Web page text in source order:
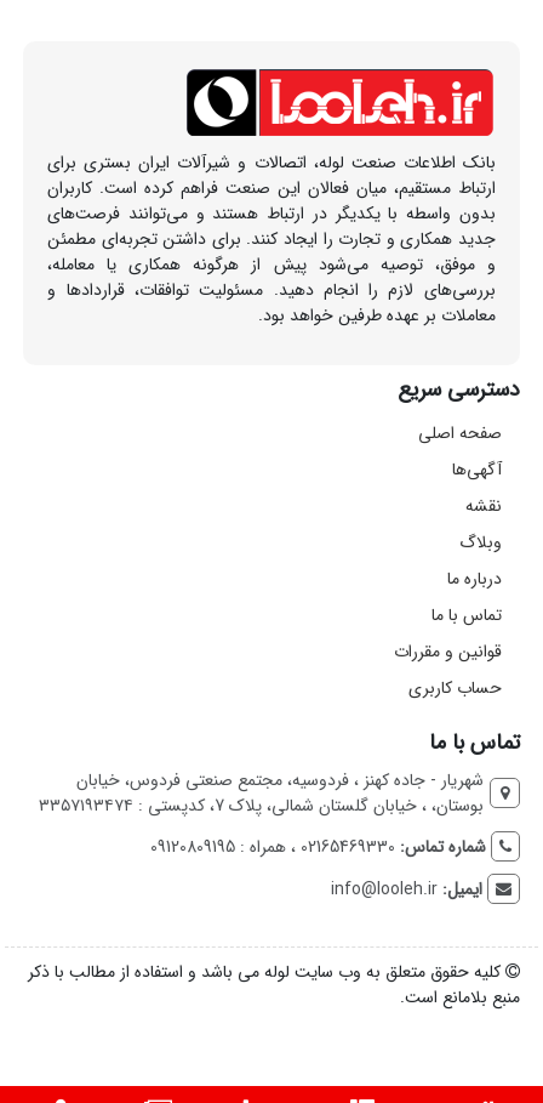
بانک اطلاعات صنعت لوله، اتصالات و شیرآلات ایران بستری برای
ارتباط مستقیم، میان فعالان این صنعت فراهم کرده است. کاربران
بدون واسطه با یکدیگر در ارتباط هستند و می‌توانند فرصت‌های
جدید همکاری و تجارت را ایجاد کنند. برای داشتن تجربه‌ای مطمئن
و موفق، توصیه می‌شود پیش از هرگونه همکاری یا معامله،
بررسی‌های لازم را انجام دهید. مسئولیت توافقات، قراردادها و
معاملات بر عهده طرفین خواهد بود.
دسترسی سریع
صفحه اصلی
آگهی‌ها
نقشه
وبلاگ
درباره ما
تماس با ما
قوانین و مقررات
حساب کاربری
تماس با ما
شهریار - جاده کهنز ، فردوسیه، مجتمع صنعتی فردوس، خیابان
بوستان، ، خیابان گلستان شمالی، پلاک 7، کدپستی : ۳۳۵۷۱۹۳۴۷۴
شماره تماس: 02165469330 ، همراه : 09120809195
ایمیل:info@looleh.ir
کلیه حقوق متعلق به وب سایت لوله می باشد و استفاده از مطالب با ذکر
منبع بلامانع است.